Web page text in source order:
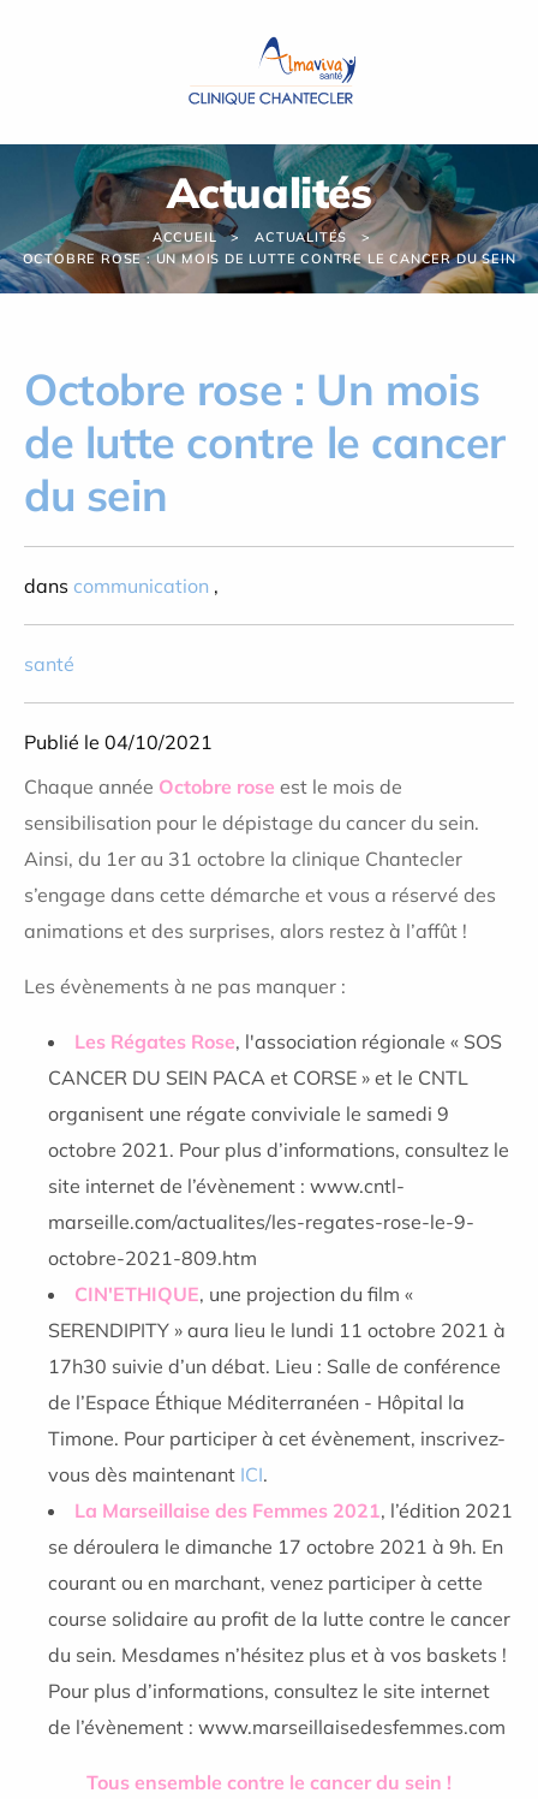
Actualités
ACCUEIL
ACTUALITÉS
OCTOBRE ROSE : UN MOIS DE LUTTE CONTRE LE CANCER DU SEIN
Octobre rose : Un mois
de lutte contre le cancer
du sein
dans communication ,
santé
Publié le 04/10/2021
Chaque année Octobre rose est le mois de
sensibilisation pour le dépistage du cancer du sein.
Ainsi, du 1er au 31 octobre la clinique Chantecler
s’engage dans cette démarche et vous a réservé des
animations et des surprises, alors restez à l’affût !
Les évènements à ne pas manquer :
Les Régates Rose, l'association régionale « SOS
CANCER DU SEIN PACA et CORSE » et le CNTL
organisent une régate conviviale le samedi 9
octobre 2021. Pour plus d’informations, consultez le
site internet de l’évènement : www.cntl-
marseille.com/actualites/les-regates-rose-le-9-
octobre-2021-809.htm
CIN'ETHIQUE, une projection du film «
SERENDIPITY » aura lieu le lundi 11 octobre 2021 à
17h30 suivie d’un débat. Lieu : Salle de conférence
de l’Espace Éthique Méditerranéen - Hôpital la
Timone. Pour participer à cet évènement, inscrivez-
vous dès maintenant ICI.
La Marseillaise des Femmes 2021, l’édition 2021
se déroulera le dimanche 17 octobre 2021 à 9h. En
courant ou en marchant, venez participer à cette
course solidaire au profit de la lutte contre le cancer
du sein. Mesdames n’hésitez plus et à vos baskets !
Pour plus d’informations, consultez le site internet
de l’évènement : www.marseillaisedesfemmes.com
Tous ensemble contre le cancer du sein !